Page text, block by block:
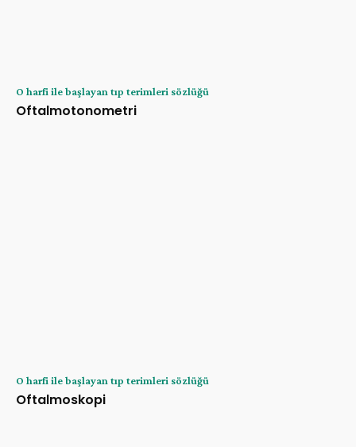
O harfi ile başlayan tıp terimleri sözlüğü
Oftalmotonometri
O harfi ile başlayan tıp terimleri sözlüğü
Oftalmoskopi